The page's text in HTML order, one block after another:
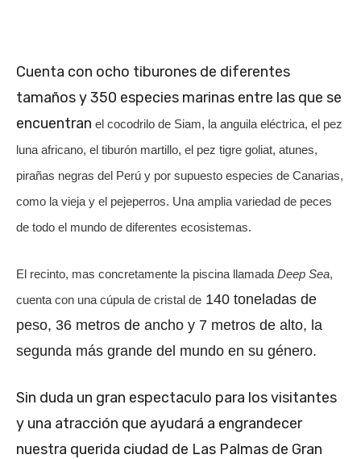
Cuenta con ocho tiburones de diferentes
tamaños y 350 especies marinas entre las que se
encuentran el cocodrilo de Siam, la anguila eléctrica, el pez
luna africano, el tiburón martillo, el pez tigre goliat, atunes,
pirañas negras del Perú y por supuesto especies de Canarias,
como la vieja y el pejeperros. Una amplia variedad de peces
de todo el mundo de diferentes ecosistemas.
El recinto, mas concretamente la piscina llamada Deep Sea,
cuenta con una cúpula de cristal de 140 toneladas de
peso, 36 metros de ancho y 7 metros de alto, la
segunda más grande del mundo en su género.
Sin duda un gran espectaculo para los visitantes
y una atracción que ayudará a engrandecer
nuestra querida ciudad de Las Palmas de Gran